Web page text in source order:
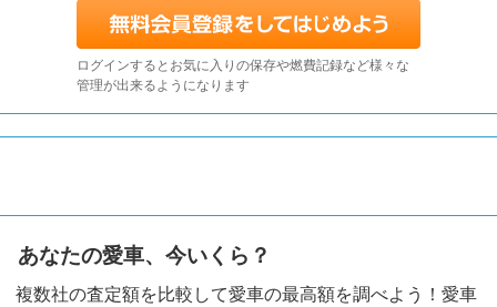
ログインするとお気に入りの保存や燃費記録など様々な
管理が出来るようになります
あなたの愛車、今いくら？
複数社の査定額を比較して愛車の最高額を調べよう！愛車